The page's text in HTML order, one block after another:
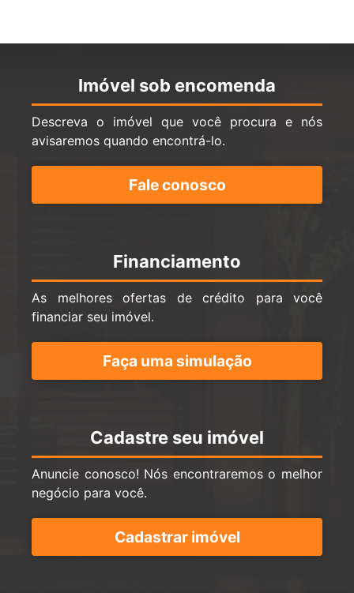
Imóvel sob encomenda
Descreva o imóvel que você procura e nós
avisaremos quando encontrá-lo.
Fale conosco
Financiamento
As melhores ofertas de crédito para você
financiar seu imóvel.
Faça uma simulação
Cadastre seu imóvel
Anuncie conosco! Nós encontraremos o melhor
negócio para você.
Cadastrar imóvel